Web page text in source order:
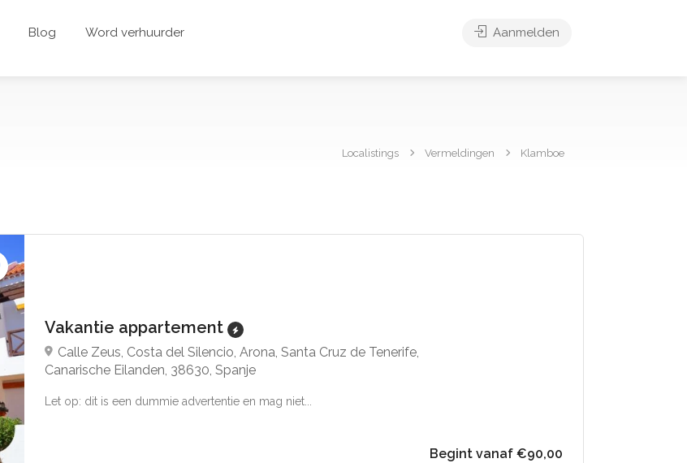
Blog Word verhuurder Aanmelden
Localistings Vermeldingen Klamboe
Vakantie appartement
Calle Zeus, Costa del Silencio, Arona, Santa Cruz de Tenerife,
Canarische Eilanden, 38630, Spanje
Let op: dit is een dummie advertentie en mag niet...
Begint vanaf €90,00